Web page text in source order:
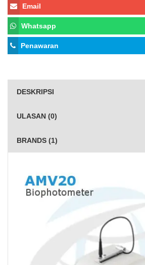
Email
Whatsapp
Penawaran
DESKRIPSI
ULASAN (0)
BRANDS (1)